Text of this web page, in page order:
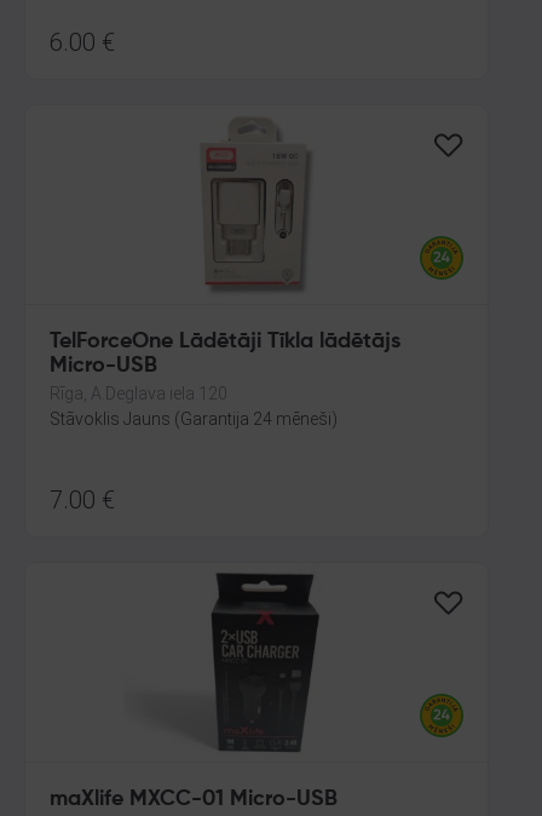
6.00 €
TelForceOne Lādētāji Tīkla lādētājs
Micro-USB
Rīga, A.Deglava iela 120
Stāvoklis Jauns (Garantija 24 mēneši)
7.00 €
maXlife MXCC-01 Micro-USB